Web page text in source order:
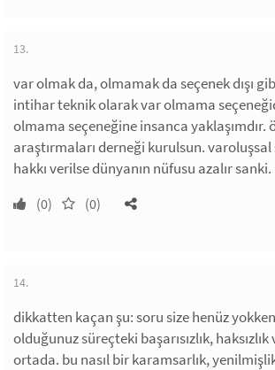
13.
var olmak da, olmamak da seçenek dışı
intihar teknik olarak var olmama
olmama seçeneğine insanca yaklaşımdır.
araştırmaları derneği kurulsun.
hakkı verilse dünyanın nüfusu azalır sanki.
(0) (0)
14.
dikkatten kaçan şu: soru size henüz
olduğunuz süreçteki başarısızlık,
ortada. bu nasıl bir karamsarlık,